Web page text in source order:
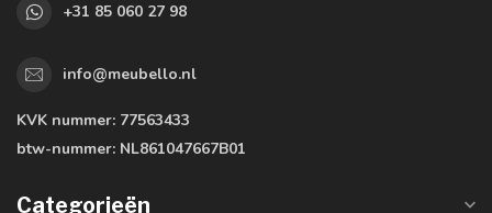
+31 85 060 27 98
info@meubello.nl
KVK nummer: 77563433
btw-nummer: NL861047667B01
Categorieën